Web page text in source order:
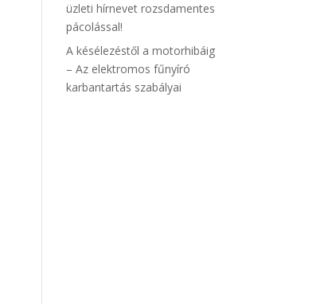
üzleti hírnevet rozsdamentes
pácolással!
A késélezéstől a motorhibáig
– Az elektromos fűnyíró
karbantartás szabályai